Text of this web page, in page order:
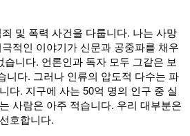
및 폭력 사건을 다룹니다. 나는 사망
적인 이야기가 신문과 공중파를 채우
니다. 언론인과 독자 모두 그같은 보
니다. 그러나 인류의 압도적 다수는 파
다. 지구에 사는 50억 명의 인구 중 실
사람은 아주 적습니다. 우리 대부분은
호합니다.